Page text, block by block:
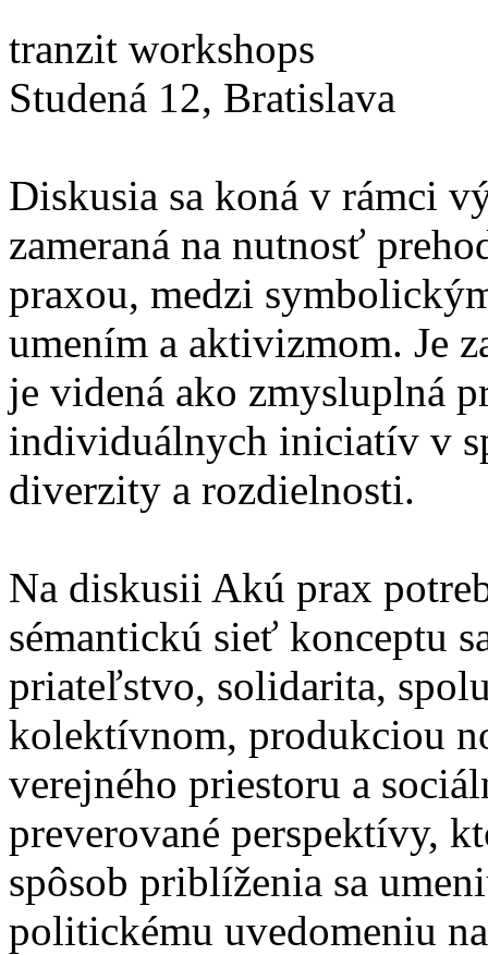
tranzit workshops
Studená 12, Bratislava
Diskusia sa koná v rámci
zameraná na nutnosť
praxou, medzi
umením a aktivizmom. Je
je videná ako zmysluplná
individuálnych iniciatív v
diverzity a rozdielnosti.
Na diskusii Akú prax
sémantickú sieť konceptu
priateľstvo, solidarita,
kolektívnom, produkciou
verejného priestoru a
preverované perspektívy,
spôsob priblíženia sa
politickému uvedomeniu